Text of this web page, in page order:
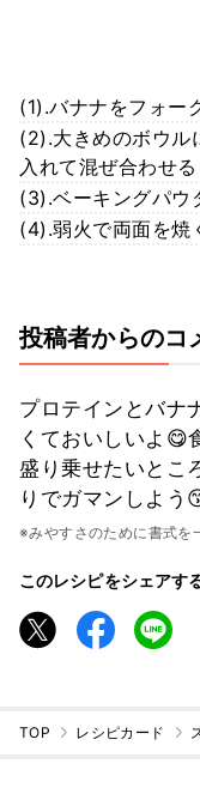
(1).バナナをフォー
(2).大きめのボウル
入れて混ぜ合わせる
(3).ベーキングパウ
(4).弱火で両面を焼
投稿者からのコ
プロテインとバナ
くておいしいよ😋
盛り乗せたいとこ
りでガマンしよう
※みやすさのために書式を
このレシピをシェアす
TOP レシピカード